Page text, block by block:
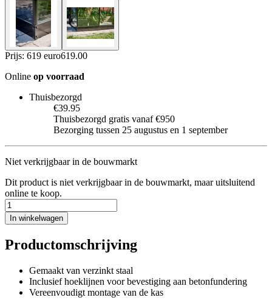
Prijs: 619 euro619.00
Online op voorraad
Thuisbezorgd
€39.95
Thuisbezorgd gratis vanaf €950
Bezorging tussen 25 augustus en 1 september
Niet verkrijgbaar in de bouwmarkt
Dit product is niet verkrijgbaar in de bouwmarkt, maar uitsluitend
online te koop.
In winkelwagen
Productomschrijving
Gemaakt van verzinkt staal
Inclusief hoeklijnen voor bevestiging aan betonfundering
Vereenvoudigt montage van de kas